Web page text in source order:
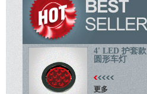
4' LED 护套款
圆形车灯
更多